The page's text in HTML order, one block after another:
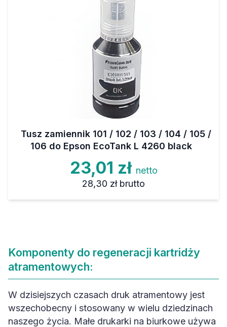
Tusz zamiennik 101 / 102 / 103 / 104 / 105 /
106 do Epson EcoTank L 4260 black
23,01 zł netto
28,30 zł brutto
Komponenty do regeneracji kartridży
atramentowych:
W dzisiejszych czasach druk atramentowy jest
wszechobecny i stosowany w wielu dziedzinach
naszego życia. Małe drukarki na biurkowe używa